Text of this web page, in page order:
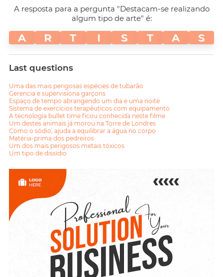
A resposta para a pergunta "Destacam-se realizando
algum tipo de arte" é:
A R T I S T A S
Last questions
Uma das mais perigosas espécies de tubarão
Gerencia e supervisiona garçons
Espaço de tempo abrangendo um dia e uma noite
Sistema de exercícios terapêuticos com equipamento
A tecnologia bullet time ficou conhecida neste filme
Um destes animais já morou na Torre de Londres
Como o sódio, ajuda a equilibrar a água no corpo
Matéria-prima dos pedreiros
Um dos mais perigosos metais tóxicos
Um tipo de dissídio